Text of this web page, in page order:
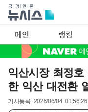
메인 랭킹
익산시장 최정
한 익산 대전환
기사등록 2026/06/04 01:56:26